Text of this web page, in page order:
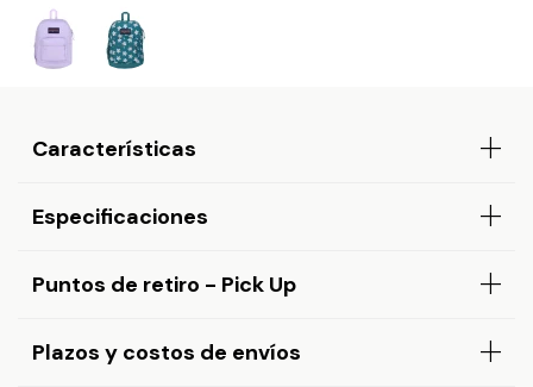
Características
Especificaciones
Puntos de retiro - Pick Up
Plazos y costos de envíos